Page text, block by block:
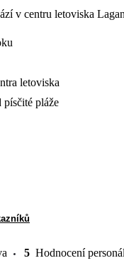
v centru letoviska
letoviska
písčité pláže
5 Hodnocení